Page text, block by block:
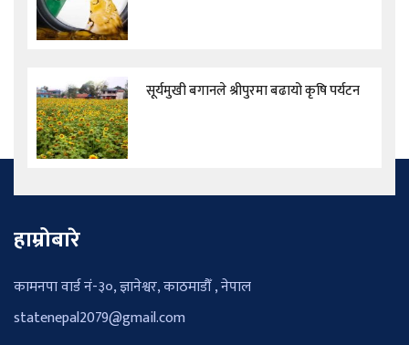
सूर्यमुखी बगानले श्रीपुरमा बढायो कृषि पर्यटन
हाम्रोबारे
कामनपा वार्ड नं-३०, ज्ञानेश्वर, काठमाडौँ , नेपाल
statenepal2079@gmail.com